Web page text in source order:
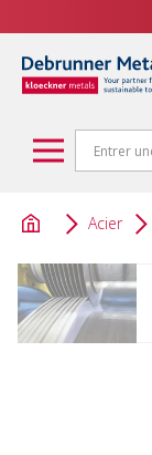
Acier